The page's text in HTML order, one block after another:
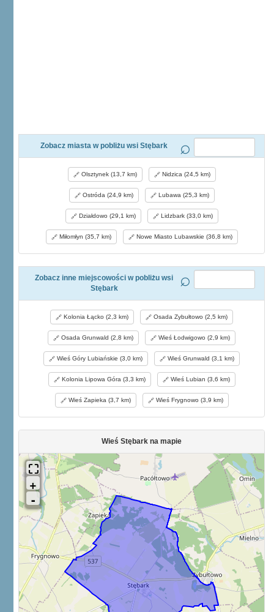
Zobacz miasta w pobliżu wsi Stębark
Olsztynek (13,7 km) Nidzica (24,5 km)
Ostróda (24,9 km) Lubawa (25,3 km)
Działdowo (29,1 km) Lidzbark (33,0 km)
Miłomłyn (35,7 km) Nowe Miasto Lubawskie (36,8 km)
Zobacz inne miejscowości w pobliżu wsi
Stębark
Kolonia Łącko (2,3 km) Osada Zybułtowo (2,5 km)
Osada Grunwald (2,8 km) Wieś Łodwigowo (2,9 km)
Wieś Góry Lubiańskie (3,0 km) Wieś Grunwald (3,1 km)
Kolonia Lipowa Góra (3,3 km) Wieś Lubian (3,6 km)
Wieś Zapieka (3,7 km) Wieś Frygnowo (3,9 km)
Wieś Stębark na mapie